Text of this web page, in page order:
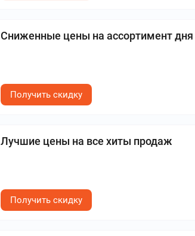
Сниженные цены на ассортимент дня
Получить скидку
Лучшие цены на все хиты продаж
Получить скидку